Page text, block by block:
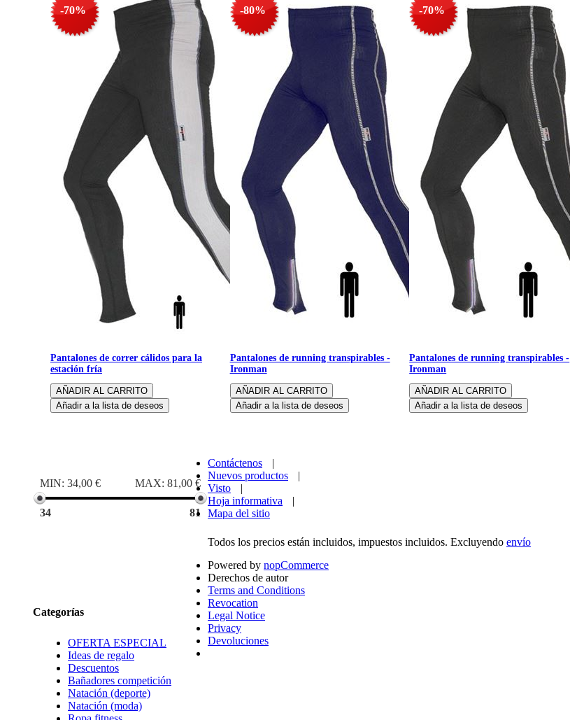
-70%
Pantalones de correr cálidos para la
estación fría
-80%
Pantalones de running transpirables -
Ironman
-70%
Pantalones de running transpirables -
Ironman
MIN: 34,00 € MAX: 81,00 €
34 81
Categorías
OFERTA ESPECIAL
Ideas de regalo
Descuentos
Bañadores competición
Natación (deporte)
Natación (moda)
Contáctenos
|
Nuevos productos
|
Visto
|
Hoja informativa
|
Mapa del sitio
Todos los precios están incluidos, impuestos incluidos. Excluyendo envío
Powered by nopCommerce
Derechos de autor
Terms and Conditions
Revocation
Legal Notice
Privacy
Devoluciones